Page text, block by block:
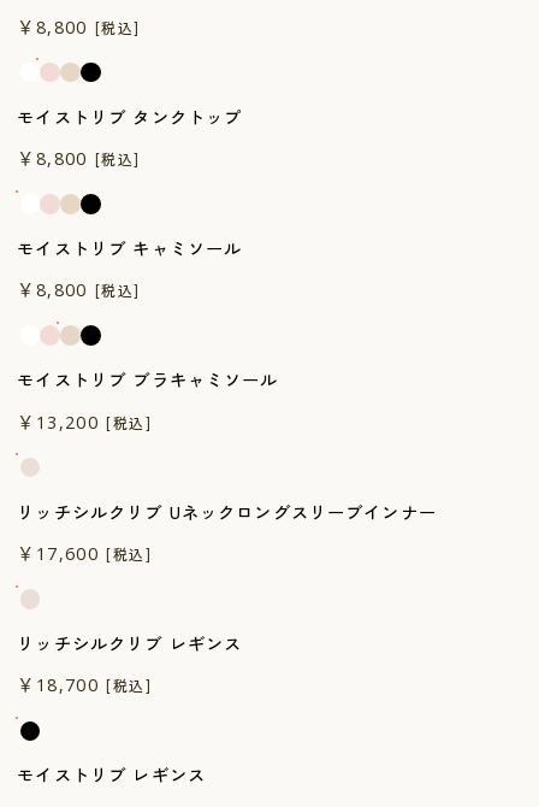
￥8,800 [税込]
モイストリブ タンクトップ
￥8,800 [税込]
モイストリブ キャミソール
￥8,800 [税込]
モイストリブ ブラキャミソール
￥13,200 [税込]
一般医療機器
リッチシルクリブ Uネックロングスリーブインナー
￥17,600 [税込]
一般医療機器
リッチシルクリブ レギンス
￥18,700 [税込]
一般医療機器
モイストリブ レギンス